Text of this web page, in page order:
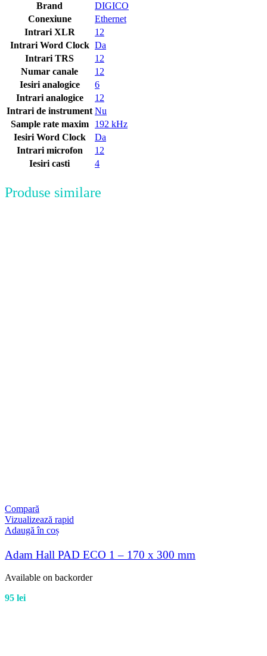
Brand
DIGICO
Conexiune
Ethernet
Intrari XLR
12
Intrari Word Clock Da
Intrari TRS
12
Numar canale
12
Iesiri analogice
6
Intrari analogice
12
Intrari de instrument Nu
Sample rate maxim
192 kHz
Iesiri Word Clock
Da
Intrari microfon
12
Iesiri casti
4
Produse similare
Compară
Vizualizează rapid
Adaugă în coș
Adam Hall PAD ECO 1 – 170 x 300 mm
Available on backorder
95 lei